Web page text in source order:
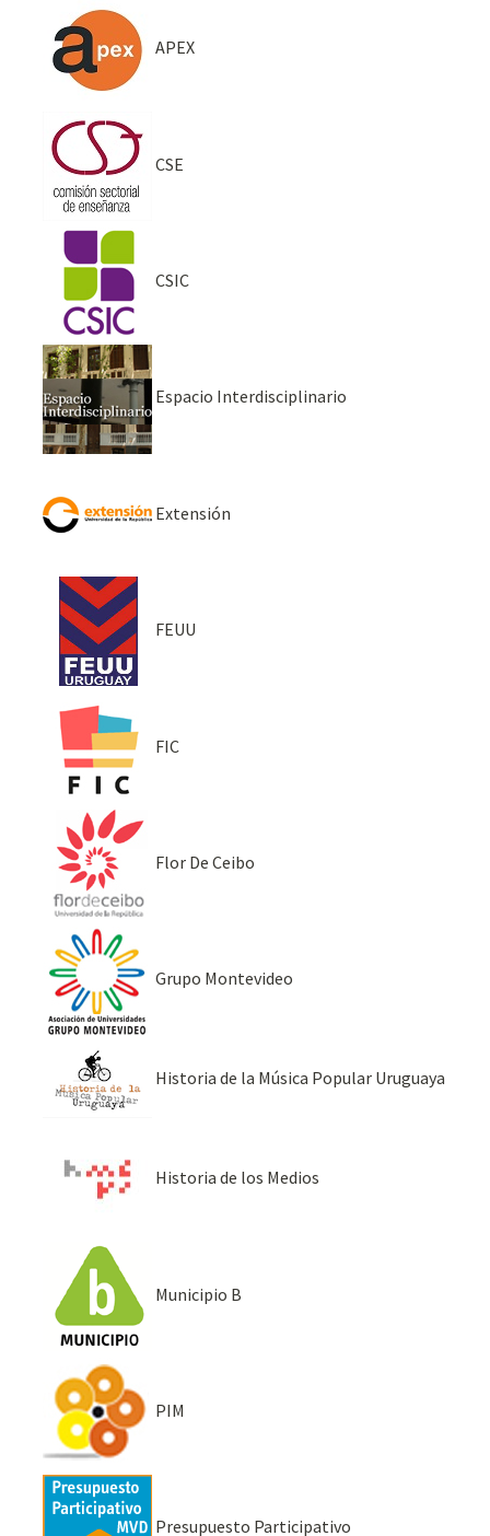
APEX
CSE
CSIC
Espacio Interdisciplinario
Extensión
FEUU
FIC
Flor De Ceibo
Grupo Montevideo
Historia de la Música Popular Uruguaya
Historia de los Medios
Municipio B
PIM
Presupuesto Participativo